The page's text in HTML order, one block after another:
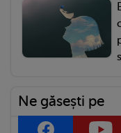
Ne găsești pe